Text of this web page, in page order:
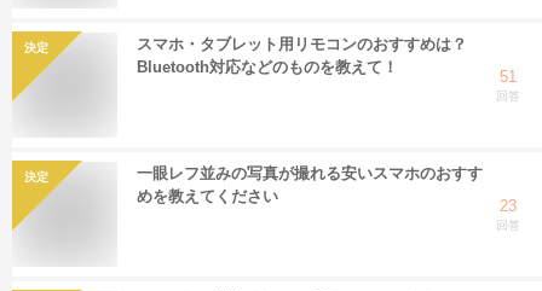
決定
スマホ・タブレット用リモコンのおすすめは？
Bluetooth対応などのものを教えて！
51
回答
決定
一眼レフ並みの写真が撮れる安いスマホのおすす
めを教えてください
23
回答